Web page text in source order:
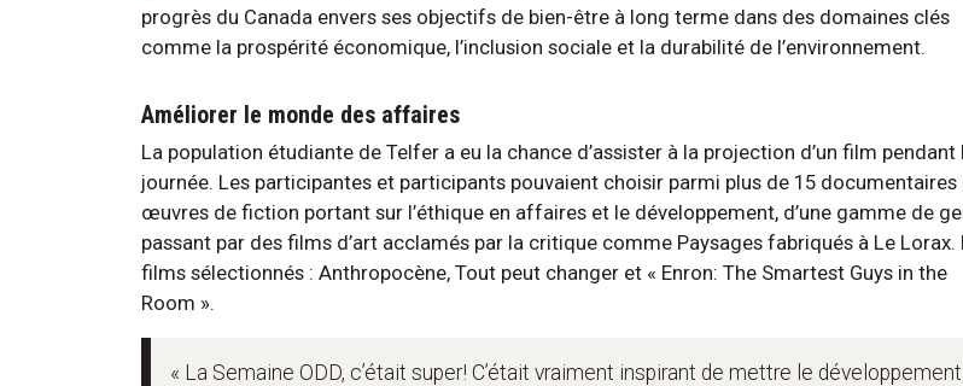
progrès du Canada envers ses objectifs de bien-être à long terme dans des domaines clés
comme la prospérité économique, l’inclusion sociale et la durabilité de l’environnement.
Améliorer le monde des affaires
La population étudiante de Telfer a eu la chance d’assister à la projection d’un film pendant
journée. Les participantes et participants pouvaient choisir parmi plus de 15 documentaires
œuvres de fiction portant sur l’éthique en affaires et le développement, d’une gamme de
passant par des films d’art acclamés par la critique comme Paysages fabriqués à Le Lorax.
films sélectionnés : Anthropocène, Tout peut changer et « Enron: The Smartest Guys in the
Room ».
« La Semaine ODD, c’était super! C’était vraiment inspirant de mettre le développement